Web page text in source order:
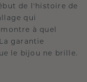
de l'histoire de
qui
à quel
garantie
le bijou ne brille.